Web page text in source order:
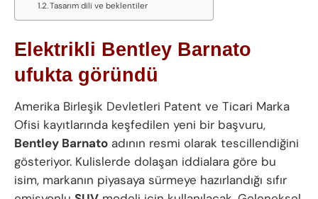
Tasarım dili ve beklentiler
Elektrikli Bentley Barnato
ufukta göründü
Amerika Birleşik Devletleri Patent ve Ticari Marka
Ofisi kayıtlarında keşfedilen yeni bir başvuru,
Bentley Barnato adının resmi olarak tescillendiğini
gösteriyor. Kulislerde dolaşan iddialara göre bu
isim, markanın piyasaya sürmeye hazırlandığı sıfır